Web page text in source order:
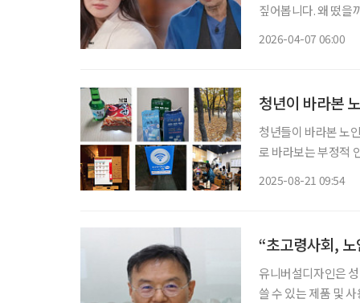
짚어봅니다. 왜 떴을까? 넷플릭스 시리즈 ‘브리저튼 시즌4’가 글로벌 82개국 1위를 기록 중인
2026-04-07 06:00
청년이 바라본
청년들이 바라본 노
로 바라보는 부정적
2025-08-21 09:54
“초고령사회,
유니버설디자인은
쓸 수 있는 제품 및